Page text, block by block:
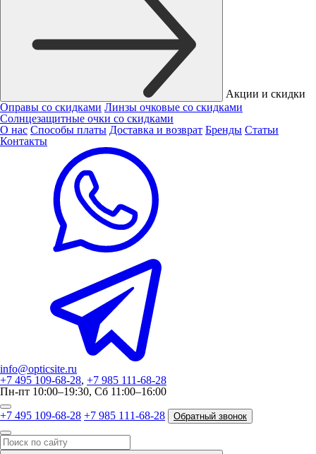
Акции и скидки
Оправы со скидками Линзы очковые со скидками
Солнцезащитные очки со скидками
О нас Способы платы Доставка и возврат Бренды Статьи
Контакты
info@opticsite.ru
+7 495 109-68-28, +7 985 111-68-28
Пн-пт 10:00–19:30, Сб 11:00–16:00
+7 495 109-68-28 +7 985 111-68-28 Обратный звонок